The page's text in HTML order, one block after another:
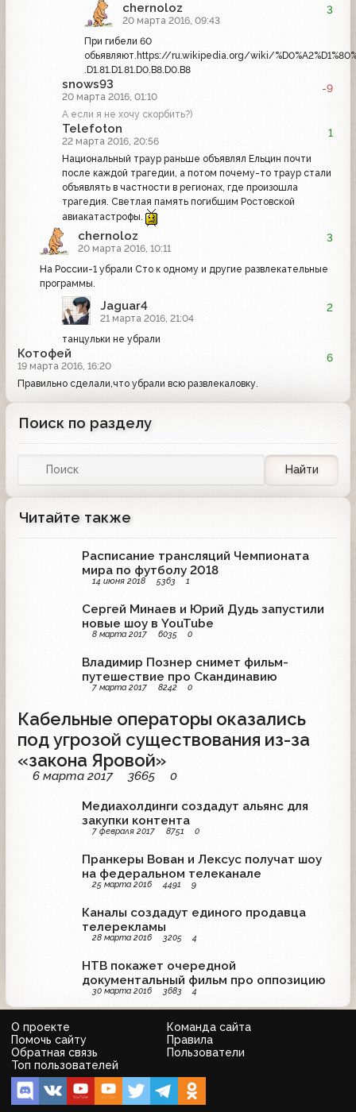
chernoloz
20 марта 2016, 09:43
3
При гибели 60
обьявляют.https://ru.wikipedia.org/wiki/
.D1.81.D1.81.D0.B8.D0.B8
snows93
20 марта 2016, 01:10
-9
А если я не хочу скорбить?)
Telefoton
22 марта 2016, 20:56
1
Национальный траур раньше объявлял Ельцин почти
после каждой трагедии, а потом почему-то траур стали
объявлять в частности в регионах, где произошла
трагедия. Светлая память погибшим Ростовской
авиакатастрофы.
chernoloz
20 марта 2016, 10:11
3
На России-1 убрали Сто к одному и другие развлекательные
программы.
Jaguar4
21 марта 2016, 21:04
2
танцульки не убрали
Котофей
19 марта 2016, 16:20
6
Правильно сделали,что убрали всю развлекаловку.
Поиск по разделу
Найти
Читайте также
Расписание трансляций Чемпионата
мира по футболу 2018
14 июня 2018 5363 1
Сергей Минаев и Юрий Дудь запустили
новые шоу в YouTube
8 марта 2017 6035 0
Владимир Познер снимет фильм-
путешествие про Скандинавию
7 марта 2017 8242 0
Кабельные операторы оказались
под угрозой существования из-за
«закона Яровой»
6 марта 2017 3665 0
Медиахолдинги создадут альянс для
закупки контента
7 февраля 2017 8751 0
Пранкеры Вован и Лексус получат шоу
на федеральном телеканале
25 марта 2016 4491 9
Каналы создадут единого продавца
телерекламы
28 марта 2016 3205 4
НТВ покажет очередной
документальный фильм про оппозицию
30 марта 2016 3683 4
О проекте
Команда сайта
Помочь сайту
Правила
Обратная связь
Пользователи
Топ пользователей